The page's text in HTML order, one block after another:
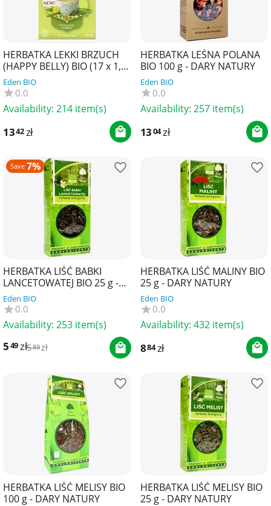
HERBATKA LEKKI BRZUCH
(HAPPY BELLY) BIO (17 x 1,8
g) 30,6 g - YOGI TEA
Eden BIO
0.0
Availability: 214 item(s)
1342 zł
HERBATKA LEŚNA POLANA
BIO 100 g - DARY NATURY
Eden BIO
0.0
Availability: 257 item(s)
1304 zł
Save 7%
HERBATKA LIŚĆ BABKI
LANCETOWATEJ BIO 25 g -
DARY NATURY
Eden BIO
0.0
Availability: 253 item(s)
549zł589zł
HERBATKA LIŚĆ MALINY BIO
25 g - DARY NATURY
Eden BIO
0.0
Availability: 432 item(s)
884zł
HERBATKA LIŚĆ MELISY BIO
100 g - DARY NATURY
HERBATKA LIŚĆ MELISY BIO
25 g - DARY NATURY